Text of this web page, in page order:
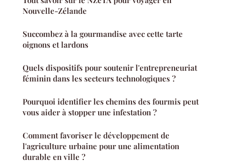
Nouvelle-Zélande
Succombez à la gourmandise avec cette tarte
oignons et lardons
Quels dispositifs pour soutenir l'entrepreneuriat
féminin dans les secteurs technologiques ?
Pourquoi identifier les chemins des fourmis peut
vous aider à stopper une infestation ?
Comment favoriser le développement de
l'agriculture urbaine pour une alimentation
durable en ville ?